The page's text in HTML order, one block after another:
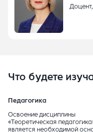
Что будете
Педагогика
Освоение дисциплины
«Теоретическая
является необходимой